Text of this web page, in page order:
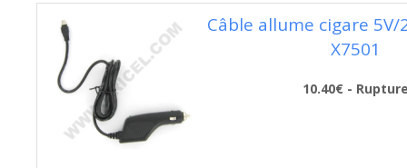
Câble allume cigare 5V/
X7501
10.40€ -